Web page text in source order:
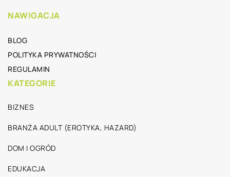
NAWIGACJA
BLOG
POLITYKA PRYWATNOŚCI
REGULAMIN
KATEGORIE
BIZNES
BRANŻA ADULT (EROTYKA, HAZARD)
DOM I OGRÓD
EDUKACJA